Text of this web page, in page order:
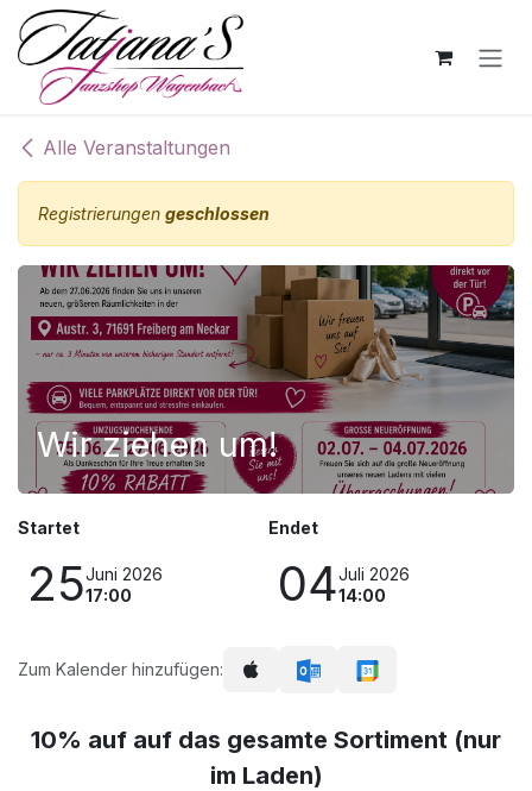
Zum Inhalt springen
Alle Veranstaltungen
Registrierungen geschlossen
Wir ziehen um!
Startet
25Juni 2026
17:00
Endet
04Juli 2026
14:00
Zum Kalender hinzufügen:
10% auf auf das gesamte Sortiment (nur
im Laden)